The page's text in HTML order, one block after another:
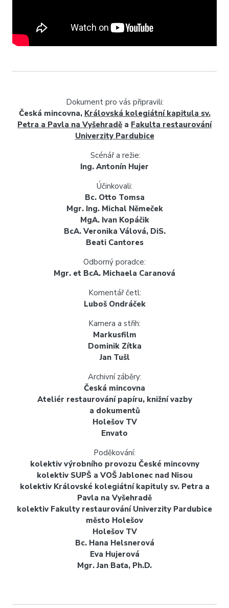
Dokument pro vás připravili:
Česká mincovna, Královská kolegiátní kapitula sv.
Petra a Pavla na Vyšehradě a Fakulta restaurování
Univerzity Pardubice
Scénář a režie:
Ing. Antonín Hujer
Účinkovali:
Bc. Otto Tomsa
Mgr. Ing. Michal Němeček
MgA. Ivan Kopáčik
BcA. Veronika Válová, DiS.
Beati Cantores
Odborný poradce:
Mgr. et BcA. Michaela Caranová
Komentář četl:
Luboš Ondráček
Kamera a střih:
Markusfilm
Dominik Zítka
Jan Tušl
Archivní záběry:
Česká mincovna
Ateliér restaurování papíru, knižní vazby
a dokumentů
Holešov TV
Envato
Poděkování:
kolektiv výrobního provozu České mincovny
kolektiv SUPŠ a VOŠ Jablonec nad Nisou
kolektiv Královské kolegiátní kapituly sv. Petra a
Pavla na Vyšehradě
kolektiv Fakulty restaurování Univerzity Pardubice
město Holešov
Holešov TV
Bc. Hana Helsnerová
Eva Hujerová
Mgr. Jan Baťa, Ph.D.